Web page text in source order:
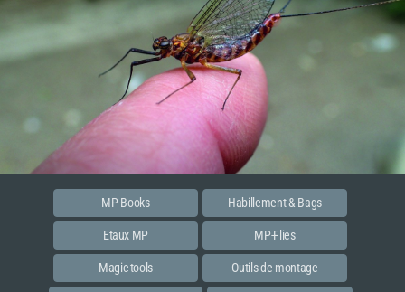
MP-Books Habillement & Bags
Etaux MP MP-Flies
Magic tools Outils de montage
MP-Books
Press
Etaux MP
MASTER